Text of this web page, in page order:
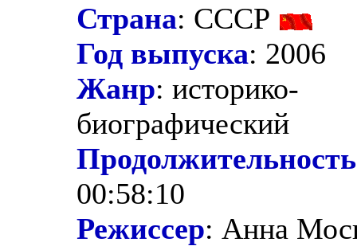
Страна: СССР
Год выпуска: 2006
Жанр: историко-
биографический
Продолжительность
00:58:10
Режиссер: Анна